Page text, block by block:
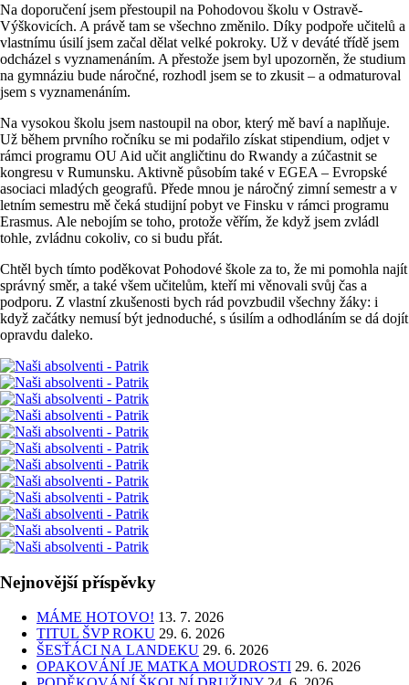
Na doporučení jsem přestoupil na Pohodovou školu v Ostravě-
Výškovicích. A právě tam se všechno změnilo. Díky podpoře učitelů a
vlastnímu úsilí jsem začal dělat velké pokroky. Už v deváté třídě jsem
odcházel s vyznamenáním. A přestože jsem byl upozorněn, že studium
na gymnáziu bude náročné, rozhodl jsem se to zkusit – a odmaturoval
jsem s vyznamenáním.
Na vysokou školu jsem nastoupil na obor, který mě baví a naplňuje.
Už během prvního ročníku se mi podařilo získat stipendium, odjet v
rámci programu OU Aid učit angličtinu do Rwandy a zúčastnit se
kongresu v Rumunsku. Aktivně působím také v EGEA – Evropské
asociaci mladých geografů. Přede mnou je náročný zimní semestr a v
letním semestru mě čeká studijní pobyt ve Finsku v rámci programu
Erasmus. Ale nebojím se toho, protože věřím, že když jsem zvládl
tohle, zvládnu cokoliv, co si budu přát.
Chtěl bych tímto poděkovat Pohodové škole za to, že mi pomohla najít
správný směr, a také všem učitelům, kteří mi věnovali svůj čas a
podporu. Z vlastní zkušenosti bych rád povzbudil všechny žáky: i
když začátky nemusí být jednoduché, s úsilím a odhodláním se dá dojít
opravdu daleko.
Nejnovější příspěvky
MÁME HOTOVO! 13. 7. 2026
TITUL ŠVP ROKU 29. 6. 2026
ŠESŤÁCI NA LANDEKU 29. 6. 2026
OPAKOVÁNÍ JE MATKA MOUDROSTI 29. 6. 2026